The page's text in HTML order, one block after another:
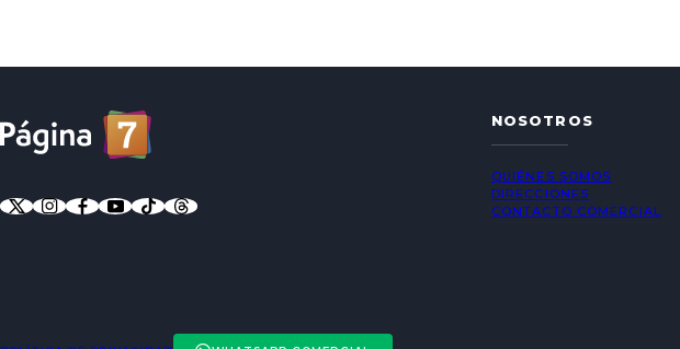
NOSOTROS
QUIÉNES SOMOS
DIRECCIONES
CONTACTO COMERCIAL